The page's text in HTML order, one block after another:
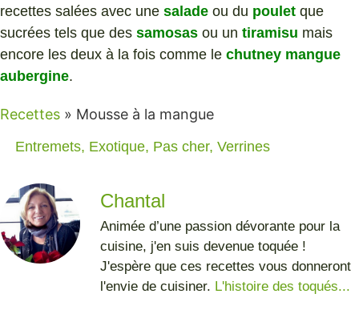
recettes salées avec une salade ou du poulet que
sucrées tels que des samosas ou un tiramisu mais
encore les deux à la fois comme le chutney mangue
aubergine.
Recettes » Mousse à la mangue
Entremets, Exotique, Pas cher, Verrines
Chantal
Animée d’une passion dévorante pour la
cuisine, j'en suis devenue toquée !
J'espère que ces recettes vous donneront
l'envie de cuisiner. L'histoire des toqués...